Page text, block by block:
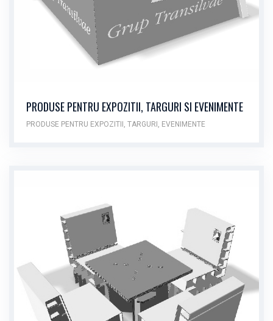
PRODUSE PENTRU EXPOZITII, TARGURI SI EVENIMENTE
PRODUSE PENTRU EXPOZITII, TARGURI, EVENIMENTE